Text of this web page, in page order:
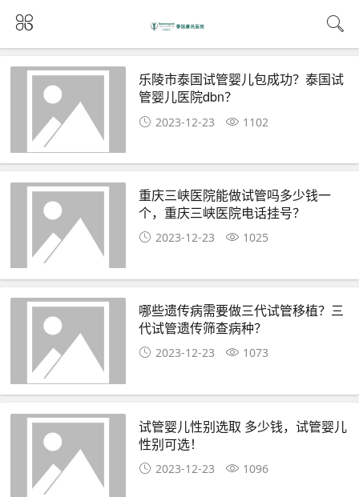
乐陵市泰国试管婴儿包成功？泰国试
管婴儿医院dbn？
2023-12-23 1102
重庆三峡医院能做试管吗多少钱一
个，重庆三峡医院电话挂号？
2023-12-23 1025
哪些遗传病需要做三代试管移植？三
代试管遗传筛查病种？
2023-12-23 1073
试管婴儿性别选取 多少钱，试管婴儿
性别可选！
2023-12-23 1096